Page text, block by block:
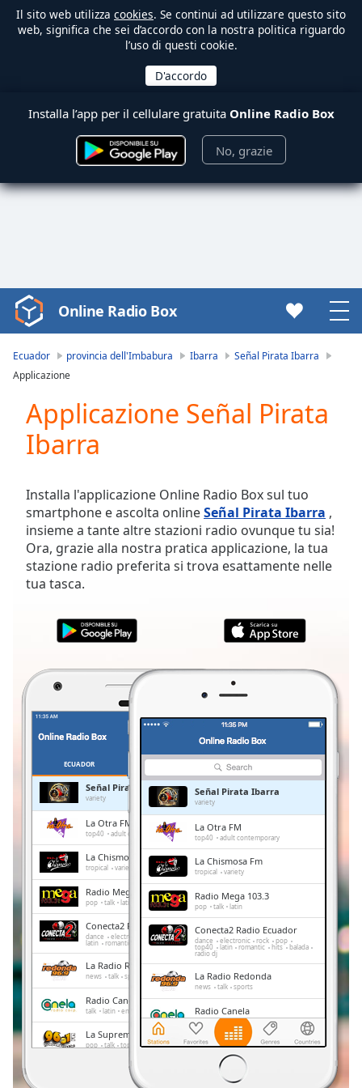
Il sito web utilizza cookies. Se continui ad utilizzare questo sito
web, significa che sei d’accordo con la nostra politica riguardo
l’uso di questi cookie.
Installa l’app per il cellulare gratuita Online Radio Box
No, grazie
Video
Player
loading.
Video
Play
Skip
Backward
Mute
Current
Time0:00
Duration-:-
Loaded
LIVE
live,
currently
behind
LIVE
Chapters
Chapters
Descriptions
descriptions
off,
selected
Subtitles
subtitles
Online Radio Box
Ecuador provincia dell'Imbabura Ibarra
Señal Pirata Ibarra
Applicazione
Applicazione Señal Pirata
Ibarra
Installa l'applicazione Online Radio Box sul tuo
smartphone e ascolta onlineSeñal Pirata Ibarra ,
insieme a tante altre stazioni radio ovunque tu sia!
Ora, grazie alla nostra pratica applicazione, la tua
stazione radio preferita si trova esattamente nelle
tua tasca.
ECUADOR
Señal Pirata Ibarra
variety
La Otra FM
top40 adult contemporary
La Chismosa Fm
tropical variety
Radio Mega 103.3
pop talk latin
Conecta2 Radio Ecuador
dance electronic rock pop top40
latin romantic hits balada radio dj
La Radio Redonda
news talk sports
Radio Canela
talk latin entertainment hits
La Suprema Estacion
pop talk top40
Radio Caravana
Señal Pirata Ibarra
variety
La Otra FM
top40 adult contemporary
La Chismosa Fm
tropical variety
Radio Mega 103.3
pop talk latin
Conecta2 Radio Ecuador
dance electronic rock pop
top40 latin romantic hits balada
radio dj
La Radio Redonda
news talk sports
Radio Canela
talk latin entertainment hits
La Suprema Estacion
top40
Radio Caravana